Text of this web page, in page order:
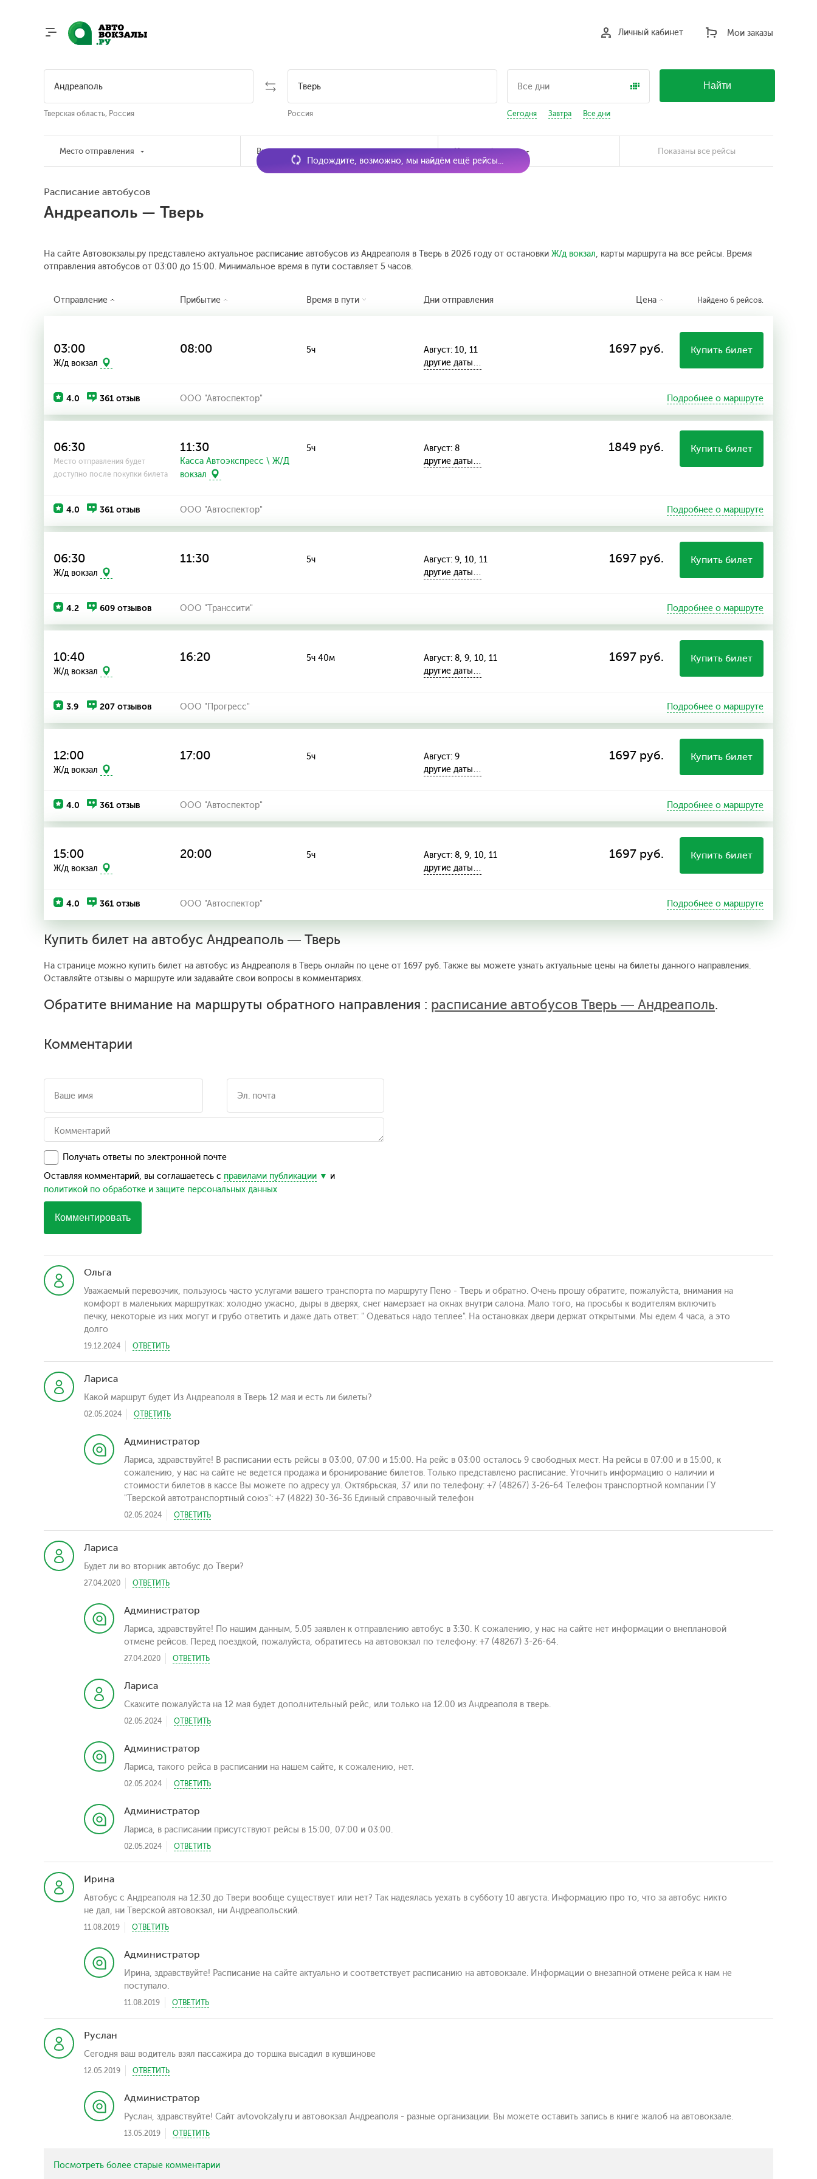
Мои заказы
Личный кабинет
Тверская область, Россия Россия Сегодня Завтра Все дни
Найти
Место отправления Время отправления Наличие билетов Показаны все рейсы
Расписание автобусов
Андреаполь — Тверь
На сайте Автовокзалы.ру представлено актуальное расписание автобусов из Андреаполя в Тверь в 2026 году от остановки Ж/д вокзал, карты маршрута на все рейсы. Время
отправления автобусов от 03:00 до 15:00. Минимальное время в пути составляет 5 часов.
Подождите, возможно, мы найдём ещё рейсы...
Отправление Прибытие Время в пути Дни отправления Цена Найдено 6 рейсов.
03:00
Ж/д вокзал
08:00 5ч
Август: 10, 11
другие даты…
1697 руб. Купить билет
4.0 361 отзыв ООО "Автоспектор" Подробнее о маршруте
06:30
Место отправления будет
доступно после покупки билета
11:30
Касса Автоэкспресс \ Ж/Д
вокзал
5ч
Август: 8
другие даты…
1849 руб. Купить билет
4.0 361 отзыв ООО "Автоспектор" Подробнее о маршруте
06:30
Ж/д вокзал
11:30 5ч
Август: 9, 10, 11
другие даты…
1697 руб. Купить билет
4.2 609 отзывов ООО "Транссити" Подробнее о маршруте
10:40
Ж/д вокзал
16:20 5ч 40м
Август: 8, 9, 10, 11
другие даты…
1697 руб. Купить билет
3.9 207 отзывов ООО "Прогресс" Подробнее о маршруте
12:00
Ж/д вокзал
17:00 5ч
Август: 9
другие даты…
1697 руб. Купить билет
4.0 361 отзыв ООО "Автоспектор" Подробнее о маршруте
15:00
Ж/д вокзал
20:00 5ч
Август: 8, 9, 10, 11
другие даты…
1697 руб. Купить билет
4.0 361 отзыв ООО "Автоспектор" Подробнее о маршруте
Купить билет на автобус Андреаполь — Тверь
На странице можно купить билет на автобус из Андреаполя в Тверь онлайн по цене от 1697 руб. Также вы можете узнать актуальные цены на билеты данного направления.
Оставляйте отзывы о маршруте или задавайте свои вопросы в комментариях.
Обратите внимание на маршруты обратного направления : расписание автобусов Тверь — Андреаполь.
Комментарии
Получать ответы по электронной почте
Оставляя комментарий, вы соглашаетесь с правилами публикации
и
политикой по обработке и защите персональных данных
Комментировать
Ольга
Уважаемый перевозчик, пользуюсь часто услугами вашего транспорта по маршруту Пено - Тверь и обратно. Очень прошу обратите, пожалуйста, внимания на
комфорт в маленьких маршрутках: холодно ужасно, дыры в дверях, снег намерзает на окнах внутри салона. Мало того, на просьбы к водителям включить
печку, некоторые из них могут и грубо ответить и даже дать ответ: " Одеваться надо теплее". На остановках двери держат открытыми. Мы едем 4 часа, а это
долго
19.12.2024 ОТВЕТИТЬ
Лариса
Какой маршрут будет Из Андреаполя в Тверь 12 мая и есть ли билеты?
02.05.2024 ОТВЕТИТЬ
Администратор
Лариса, здравствуйте! В расписании есть рейсы в 03:00, 07:00 и 15:00. На рейс в 03:00 осталось 9 свободных мест. На рейсы в 07:00 и в 15:00, к
сожалению, у нас на сайте не ведется продажа и бронирование билетов. Только представлено расписание. Уточнить информацию о наличии и
стоимости билетов в кассе Вы можете по адресу ул. Октябрьская, 37 или по телефону: +7 (48267) 3-26-64 Телефон транспортной компании ГУ
"Тверской автотранспортный союз": +7 (4822) 30-36-36 Единый справочный телефон
02.05.2024 ОТВЕТИТЬ
Лариса
Будет ли во вторник автобус до Твери?
27.04.2020 ОТВЕТИТЬ
Администратор
Лариса, здравствуйте! По нашим данным, 5.05 заявлен к отправлению автобус в 3:30. К сожалению, у нас на сайте нет информации о внеплановой
отмене рейсов. Перед поездкой, пожалуйста, обратитесь на автовокзал по телефону: +7 (48267) 3-26-64.
27.04.2020 ОТВЕТИТЬ
Лариса
Скажите пожалуйста на 12 мая будет дополнительный рейс, или только на 12.00 из Андреаполя в тверь.
02.05.2024 ОТВЕТИТЬ
Администратор
Лариса, такого рейса в расписании на нашем сайте, к сожалению, нет.
02.05.2024 ОТВЕТИТЬ
Администратор
Лариса, в расписании присутствуют рейсы в 15:00, 07:00 и 03:00.
02.05.2024 ОТВЕТИТЬ
Ирина
Автобус с Андреаполя на 12:30 до Твери вообще существует или нет? Так надеялась уехать в субботу 10 августа. Информацию про то, что за автобус никто
не дал, ни Тверской автовокзал, ни Андреапольский.
11.08.2019 ОТВЕТИТЬ
Администратор
Ирина, здравствуйте! Расписание на сайте актуально и соответствует расписанию на автовокзале. Информации о внезапной отмене рейса к нам не
поступало.
11.08.2019 ОТВЕТИТЬ
Руслан
Сегодня ваш водитель взял пассажира до торшка высадил в кувшинове
12.05.2019 ОТВЕТИТЬ
Администратор
Руслан, здравствуйте! Сайт avtovokzaly.ru и автовокзал Андреаполя - разные организации. Вы можете оставить запись в книге жалоб на автовокзале.
13.05.2019 ОТВЕТИТЬ
Посмотреть более старые комментарии